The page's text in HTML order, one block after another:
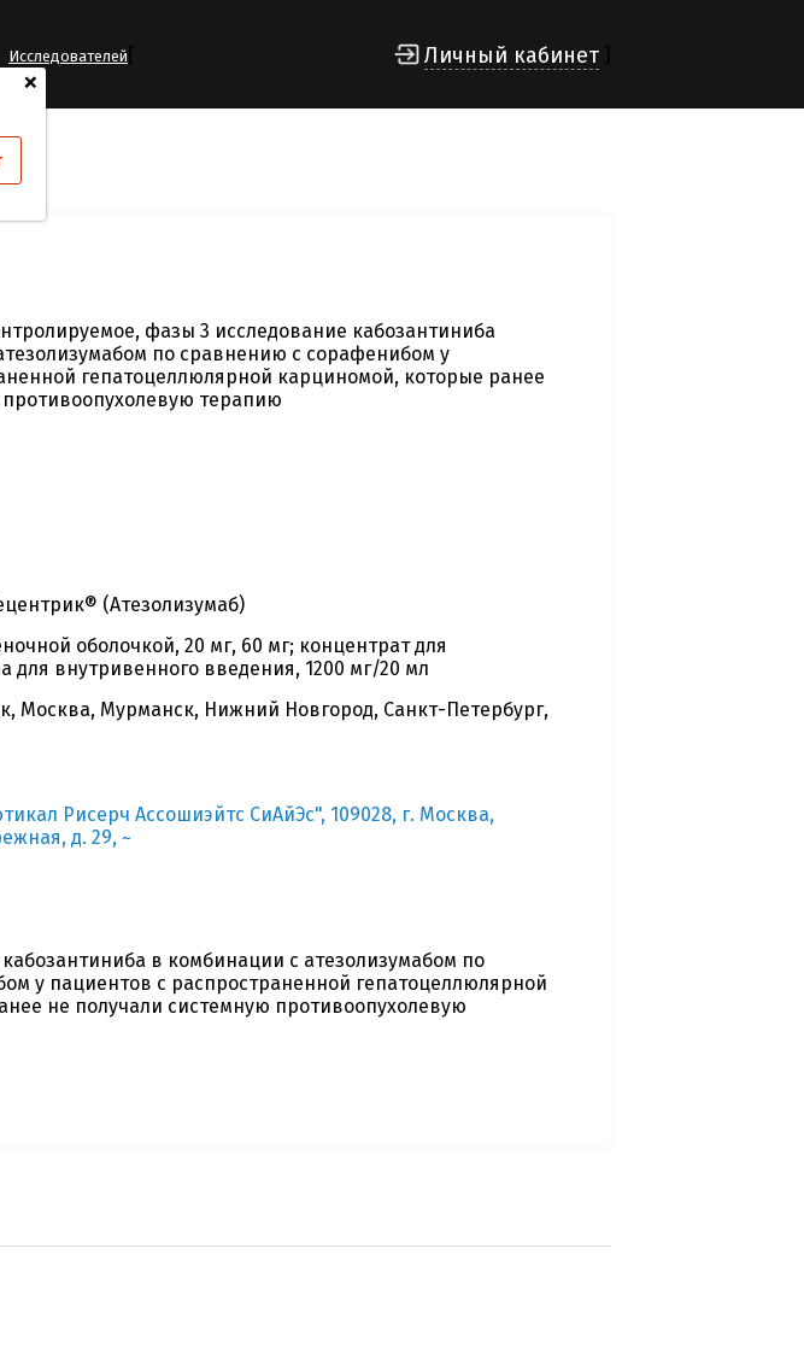
+
Исследователей Личный кабинет
фазы 3 исследование кабозантиниба
по сравнению с сорафенибом у
гепатоцеллюлярной карциномой, которые ранее
терапию
(Атезолизумаб)
оболочкой, 20 мг, 60 мг; концентрат для
для внутривенного введения, 1200 мг/20 мл
Москва, Мурманск, Нижний Новгород, Санкт-Петербург,
Рисерч Ассошиэйтс СиАйЭс", 109028, г. Москва,
д. 29, ~
в комбинации c атезолизумабом по
у пациентов с распространенной гепатоцеллюлярной
не получали системную противоопухолевую